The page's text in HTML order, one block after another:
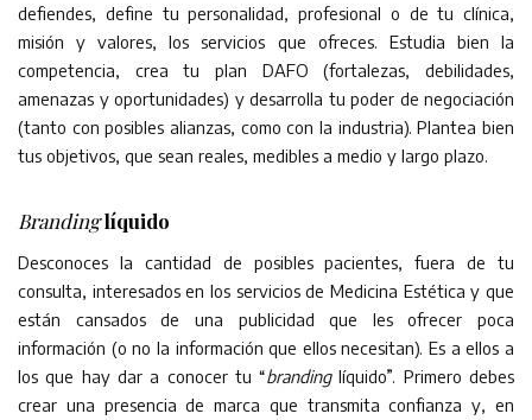
defiendes, define tu personalidad, profesional o de tu clínica,
misión y valores, los servicios que ofreces. Estudia bien la
competencia, crea tu plan DAFO (fortalezas, debilidades,
amenazas y oportunidades) y desarrolla tu poder de negociación
(tanto con posibles alianzas, como con la industria). Plantea bien
tus objetivos, que sean reales, medibles a medio y largo plazo.
Brandinglíquido
Desconoces la cantidad de posibles pacientes, fuera de tu
consulta, interesados en los servicios de Medicina Estética y que
están cansados de una publicidad que les ofrecer poca
información (o no la información que ellos necesitan). Es a ellos a
los que hay dar a conocer tu “brandinglíquido”. Primero debes
crear una presencia de marca que transmita confianza y, en